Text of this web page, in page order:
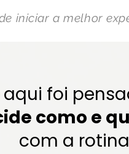
iniciar a melhor
aqui foi
como e
com a